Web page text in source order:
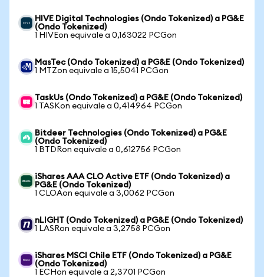
HIVE Digital Technologies (Ondo Tokenized) a PG&E
(Ondo Tokenized)
1 HIVEon equivale a 0,163022 PCGon
MasTec (Ondo Tokenized) a PG&E (Ondo Tokenized)
1 MTZon equivale a 15,5041 PCGon
TaskUs (Ondo Tokenized) a PG&E (Ondo Tokenized)
1 TASKon equivale a 0,414964 PCGon
Bitdeer Technologies (Ondo Tokenized) a PG&E
(Ondo Tokenized)
1 BTDRon equivale a 0,612756 PCGon
iShares AAA CLO Active ETF (Ondo Tokenized) a
PG&E (Ondo Tokenized)
1 CLOAon equivale a 3,0062 PCGon
nLIGHT (Ondo Tokenized) a PG&E (Ondo Tokenized)
1 LASRon equivale a 3,2758 PCGon
iShares MSCI Chile ETF (Ondo Tokenized) a PG&E
(Ondo Tokenized)
1 ECHon equivale a 2,3701 PCGon